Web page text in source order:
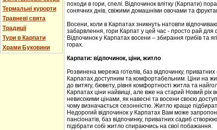
Термальні курорти
Травневі свята
Традиції
Тури в Карпати
Храми Буковини
походи в гори, спелі. Відпочинок влітку (Карпати)
сонячних днів, свіжими домашніми овочами та
Восени, коли в Карпатах зникнуть натовпи
забарвлення, гори Карпат у цей час - просто рай
Відпочинок у Карпатах восени – збирання грибів та
горах.
Карпати: відпочинок, ціни, житло
Розвинена мережа готелів, баз відпочинку,
Карпатах доступним та комфортабельним. Ціни на
до витягу, бювету, рівня комфортності житла та
Карпатах ціни найвищі, але вже на старий Новий рік
невисокими цінами, як навесні та восени своєю
чому визначається сезонністю. Житло краще
Недорогий відпочинок у Карпатах Вам може
пансіонатів, баз відпочинку, приватних садиб
підібрати собі житло спираючись на свої побажання.